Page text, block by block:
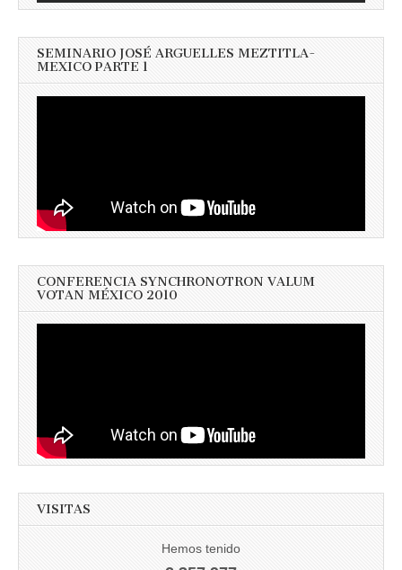
SEMINARIO JOSÉ ARGUELLES MEZTITLA-
MEXICO PARTE 1
CONFERENCIA SYNCHRONOTRON VALUM
VOTAN MÉXICO 2010
VISITAS
Hemos tenido